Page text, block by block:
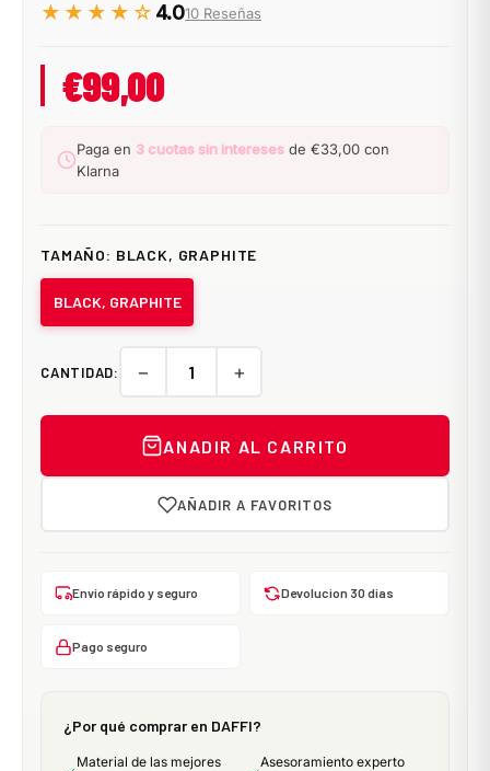
★★★★☆ 4.010 Reseñas
€99,00
Paga en 3 cuotas sin interesesde €33,00 con
Klarna
TAMAÑO: BLACK, GRAPHITE
BLACK, GRAPHITE
CANTIDAD: − +
ANADIR AL CARRITO
AÑADIR A FAVORITOS
Envío rápido y seguro Devolucion 30 dias
Pago seguro
¿Por qué comprar en DAFFI?
Material de las mejores
Asesoramiento experto